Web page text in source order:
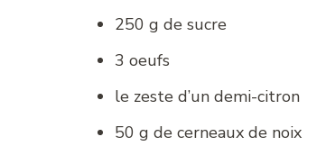
250 g de sucre
3 oeufs
le zeste d’un demi-citron
50 g de cerneaux de noix